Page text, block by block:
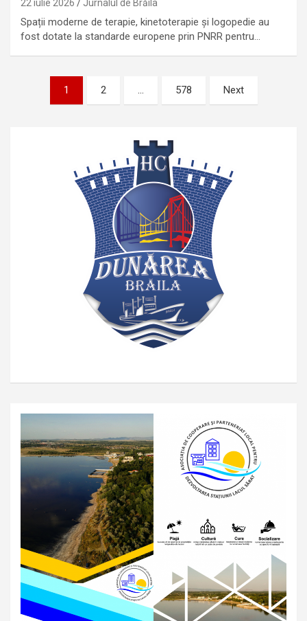
22 iulie 2026 Jurnalul de Brăila
Spații moderne de terapie, kinetoterapie și logopedie au
fost dotate la standarde europene prin PNRR pentru…
Paginație
articole
1 2 … 578 Next